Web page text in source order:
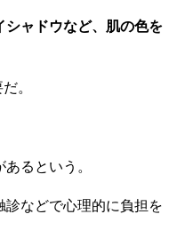
シャドウなど、肌の色を
。
るという。
などで心理的に負担を